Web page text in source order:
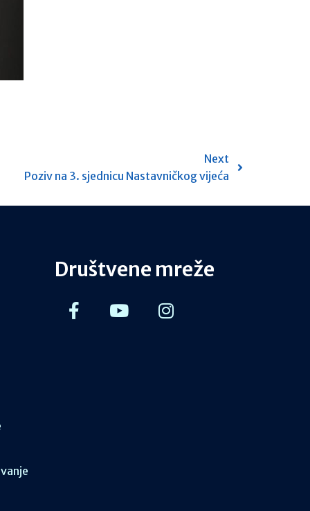
Next
Poziv na 3. sjednicu Nastavničkog vijeća
Društvene mreže